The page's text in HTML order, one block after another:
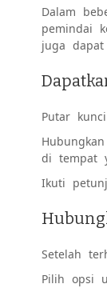
Dalam
pemindai
juga
Putar
di tempat
Ikuti
Setelah
Pilih opsi